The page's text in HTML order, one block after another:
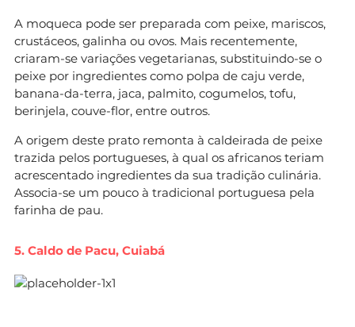
A moqueca pode ser preparada com peixe, mariscos,
crustáceos, galinha ou ovos. Mais recentemente,
criaram-se variações vegetarianas, substituindo-se o
peixe por ingredientes como polpa de caju verde,
banana-da-terra, jaca, palmito, cogumelos, tofu,
berinjela, couve-flor, entre outros.
A origem deste prato remonta à caldeirada de peixe
trazida pelos portugueses, à qual os africanos teriam
acrescentado ingredientes da sua tradição culinária.
Associa-se um pouco à tradicional portuguesa pela
farinha de pau.
5. Caldo de Pacu, Cuiabá